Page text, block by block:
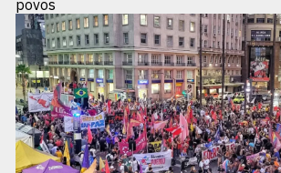
povos